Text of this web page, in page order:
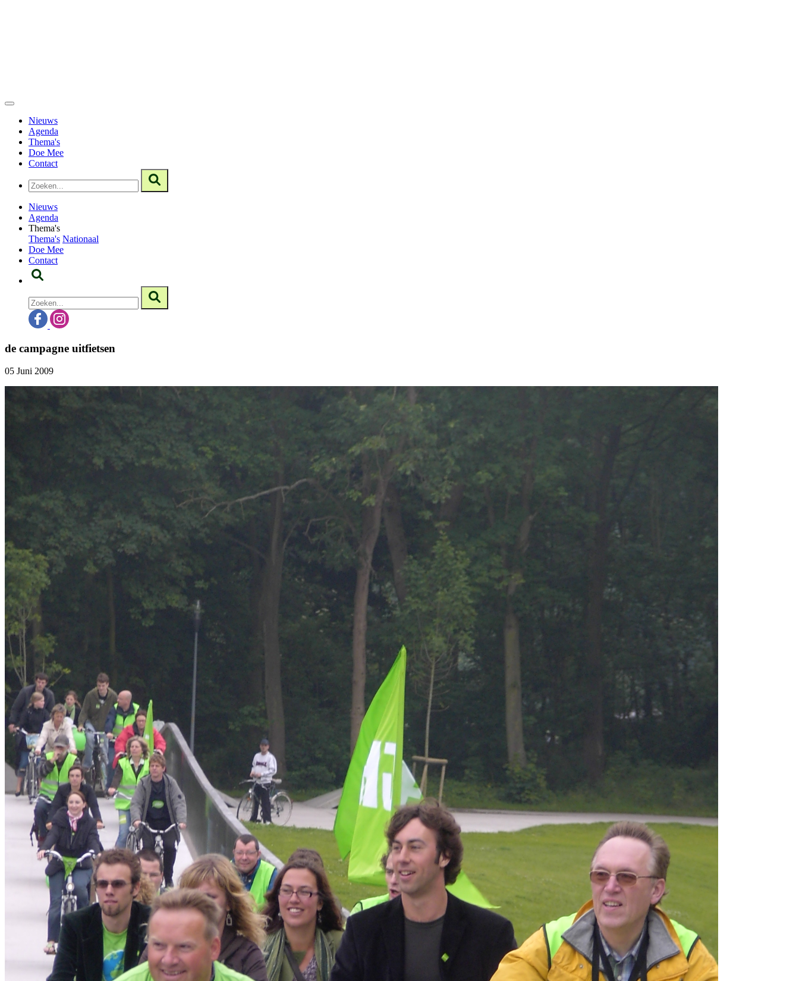
Nieuws
Agenda
Thema's
Doe Mee
Contact
Nieuws
Agenda
Thema's
Thema's Nationaal
Doe Mee
Contact
de campagne uitfietsen
05 Juni 2009